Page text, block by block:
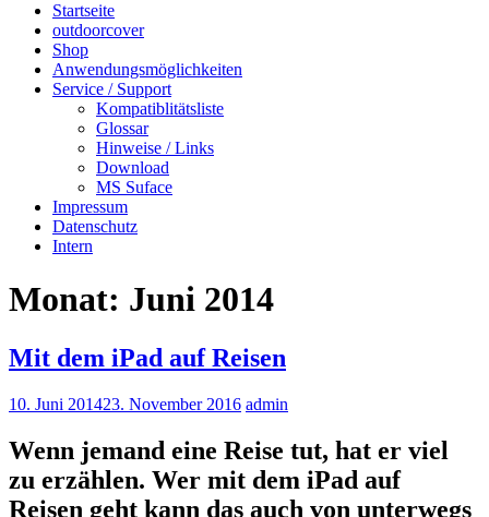
Startseite
outdoorcover
Shop
Anwendungsmöglichkeiten
Service / Support
Kompatiblitätsliste
Glossar
Hinweise / Links
Download
MS Suface
Impressum
Datenschutz
Intern
Monat: Juni 2014
Mit dem iPad auf Reisen
10. Juni 201423. November 2016 admin
Wenn jemand eine Reise tut, hat er viel
zu erzählen. Wer mit dem iPad auf
Reisen geht kann das auch von unterwegs